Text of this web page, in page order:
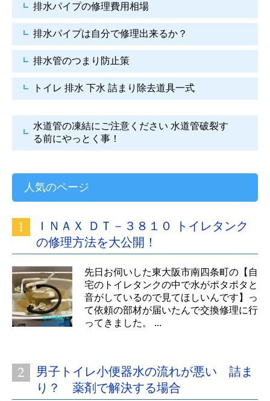
排水パイプの修理費用相場
排水パイプは自分で修理出来るか？
排水管のつまり防止策
トイレ 排水 下水 詰まり除去道具一式
水道管の凍結にご注意ください 水道管破裂す
る前にやっとく事！
人気のページ
ＩＮＡＸ ＤＴ－３８１０ トイレタンク
の修理方法を大公開！
先日お伺いした東大阪市南四条町の【自
宅のトイレタンクの中で水がポタポタと
音がしているので見てほしいんです】っ
て依頼の部材が届いたんで交換修理に行
ってきました。 ...
男子トイレ小便器水の流れが悪い 詰ま
り？ 薬剤で解決する場合